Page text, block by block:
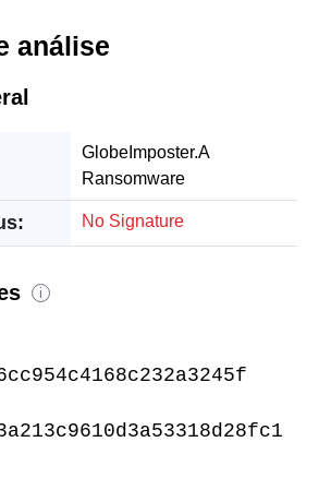
análise
GlobeImposter.A
Ransomware
No Signature
i